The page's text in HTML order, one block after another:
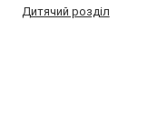
Дитячий розділ